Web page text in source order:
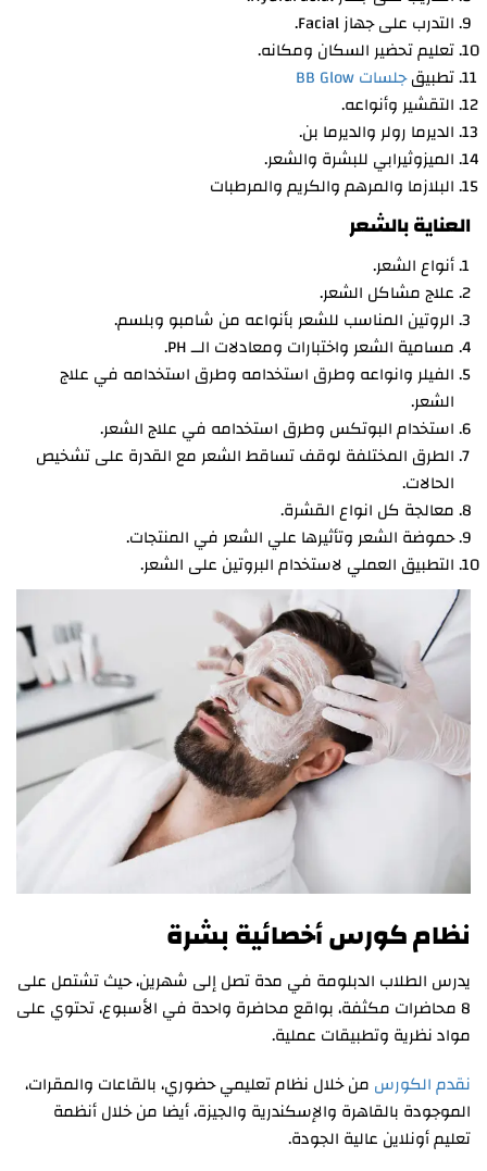
التدرب على جهاز Facial.
تعليم تحضير السكان ومكانه.
تطبيقجلسات BB Glow
التقشير وأنواعه.
الديرما رولر والديرما بن.
الميزوثيرابي للبشرة والشعر.
البلازما والمرهم والكريم والمرطبات
العناية بالشعر
أنواع الشعر.
علاج مشاكل الشعر.
الروتين المناسب للشعر بأنواعه من شامبو وبلسم.
مسامية الشعر واختبارات ومعادلات الــ PH.
الفيلر وانواعه وطرق استخدامه وطرق استخدامه في علاج
الشعر.
استخدام البوتكس وطرق استخدامه في علاج الشعر.
الطرق المختلفة لوقف تساقط الشعر مع القدرة على تشخيص
الحالات.
معالجة كل انواع القشرة.
حموضة الشعر وتأثيرها علي الشعر في المنتجات.
التطبيق العملي لاستخدام البروتين على الشعر.
نظام كورس أخصائية بشرة
يدرس الطلاب الدبلومة في مدة تصل إلى شهرين، حيث تشتمل على
8 محاضرات مكثفة، بواقع محاضرة واحدة في الأسبوع، تحتوي على
مواد نظرية وتطبيقات عملية.
نقدم الكورس من خلال نظام تعليمي حضوري، بالقاعات والمقرات،
الموجودة بالقاهرة والإسكندرية والجيزة، أيضا من خلال أنظمة
تعليم أونلاين عالية الجودة.